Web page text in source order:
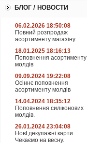
БЛОГ / НОВОСТИ
06.02.2026 18:50:08
Повний розпродаж
асортименту магазіну.
18.01.2025 18:16:13
Поповнення асортименту
молдів
09.09.2024 19:22:08
Осіннє поповнення
асортименту молдів
14.04.2024 18:35:12
Поповнення силіконових
молдів.
26.01.2024 23:04:08
НовІ декупажні карти.
Чекаємо на весну.